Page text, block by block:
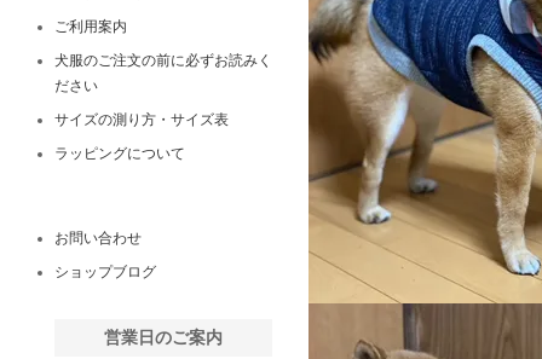
ご利用案内
犬服のご注文の前に必ずお読みく
ださい
サイズの測り方・サイズ表
ラッピングについて
お問い合わせ
ショップブログ
営業日のご案内